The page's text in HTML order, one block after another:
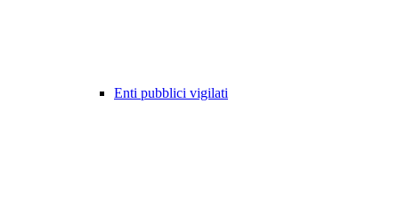
Enti pubblici vigilati